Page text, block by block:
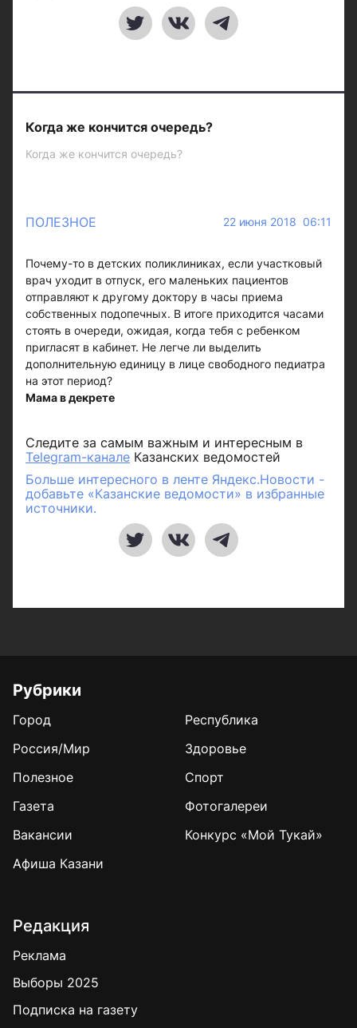
Когда же кончится очередь?
Когда же кончится очередь?
ПОЛЕЗНОЕ 22 июня 2018 06:11
Почему-то в детских поликлиниках, если участковый
врач уходит в отпуск, его маленьких пациентов
отправляют к другому доктору в часы приема
собственных подопечных. В итоге приходится часами
стоять в очереди, ожидая, когда тебя с ребенком
пригласят в кабинет. Не легче ли выделить
дополнительную единицу в лице свободного педиатра
на этот период?
Мама в декрете
Следите за самым важным и интересным в
Telegram-канале Казанских ведомостей
Больше интересного в ленте Яндекс.Новости -
добавьте «Казанские ведомости» в избранные
источники.
Рубрики
Город
Республика
Россия/Мир
Здоровье
Полезное
Спорт
Газета
Фотогалереи
Вакансии
Конкурс «Мой Тукай»
Афиша Казани
Редакция
Реклама
Выборы 2025
Подписка на газету